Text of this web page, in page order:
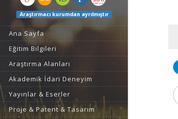
Araştırmacı kurumdan ayrılmıştır
Ana Sayfa
Eğitim Bilgileri
Araştırma Alanları
Akademik İdari Deneyim
Yayınlar & Eserler
Proje & Patent & Tasarım